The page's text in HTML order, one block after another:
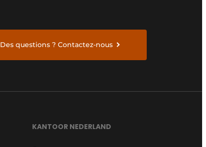
Des questions ? Contactez-nous
KANTOOR NEDERLAND